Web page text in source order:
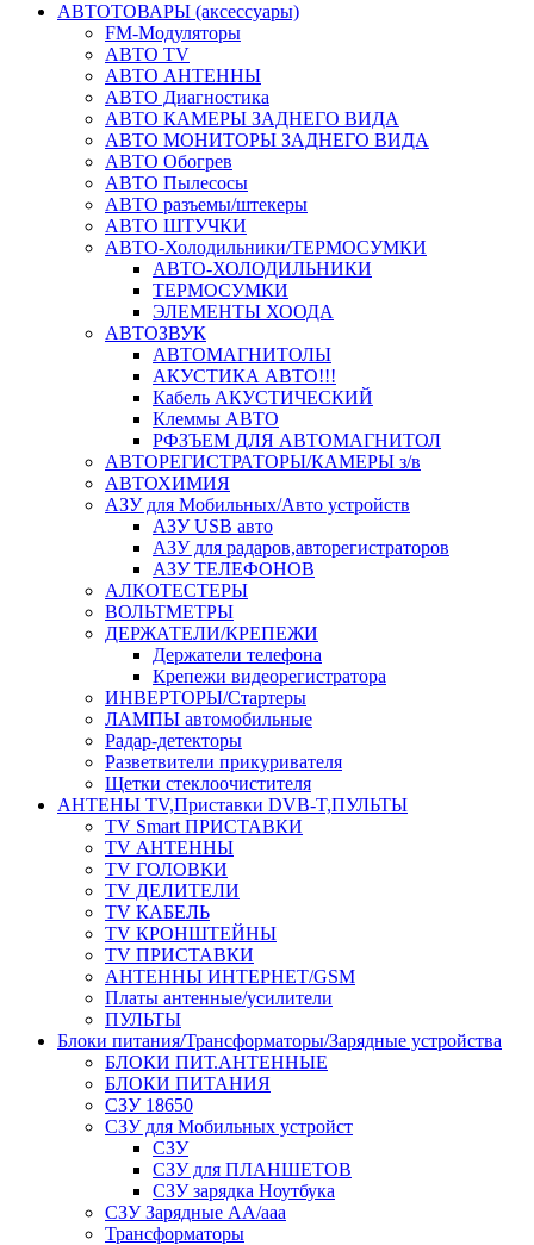
АВТОТОВАРЫ (аксессуары)
FM-Модуляторы
АВТО TV
АВТО АНТЕННЫ
АВТО Диагностика
АВТО КАМЕРЫ ЗАДНЕГО ВИДА
АВТО МОНИТОРЫ ЗАДНЕГО ВИДА
АВТО Обогрев
АВТО Пылесосы
АВТО разъемы/штекеры
АВТО ШТУЧКИ
АВТО-Холодильники/ТЕРМОСУМКИ
АВТО-ХОЛОДИЛЬНИКИ
ТЕРМОСУМКИ
ЭЛЕМЕНТЫ ХООДА
АВТОЗВУК
АВТОМАГНИТОЛЫ
АКУСТИКА АВТО!!!
Кабель АКУСТИЧЕСКИЙ
Клеммы АВТО
РФЗЪЕМ ДЛЯ АВТОМАГНИТОЛ
АВТОРЕГИСТРАТОРЫ/КАМЕРЫ з/в
АВТОХИМИЯ
АЗУ для Мобильных/Авто устройств
АЗУ USB авто
АЗУ для радаров,авторегистраторов
АЗУ ТЕЛЕФОНОВ
АЛКОТЕСТЕРЫ
ВОЛЬТМЕТРЫ
ДЕРЖАТЕЛИ/КРЕПЕЖИ
Держатели телефона
Крепежи видеорегистратора
ИНВЕРТОРЫ/Стартеры
ЛАМПЫ автомобильные
Радар-детекторы
Разветвители прикуривателя
Щетки стеклоочистителя
АНТЕНЫ ТV,Приставки DVB-T,ПУЛЬТЫ
TV Smart ПРИСТАВКИ
TV АНТЕННЫ
TV ГОЛОВКИ
TV ДЕЛИТЕЛИ
TV КАБЕЛЬ
TV КРОНШТЕЙНЫ
TV ПРИСТАВКИ
АНТЕННЫ ИНТЕРНЕТ/GSM
Платы антенные/усилители
ПУЛЬТЫ
Блоки питания/Трансформаторы/Зарядные устройства
БЛОКИ ПИТ.АНТЕННЫЕ
БЛОКИ ПИТАНИЯ
СЗУ 18650
СЗУ для Мобильных устройст
СЗУ
СЗУ для ПЛАНШЕТОВ
СЗУ зарядка Ноутбука
СЗУ Зарядные АА/ааа
Трансформаторы